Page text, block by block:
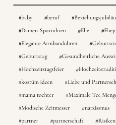
baby beruf
Damen-Sportuhren
Ehe
Elegante Armbanduhren
Geburtstag
Gesundheitliche
Hochzeitstagsfeier
kostüm ideen
Liebe und
mama tochter
Maximale Tee
Modische Zeitmesser
narzissmus
partner
partnerschaft